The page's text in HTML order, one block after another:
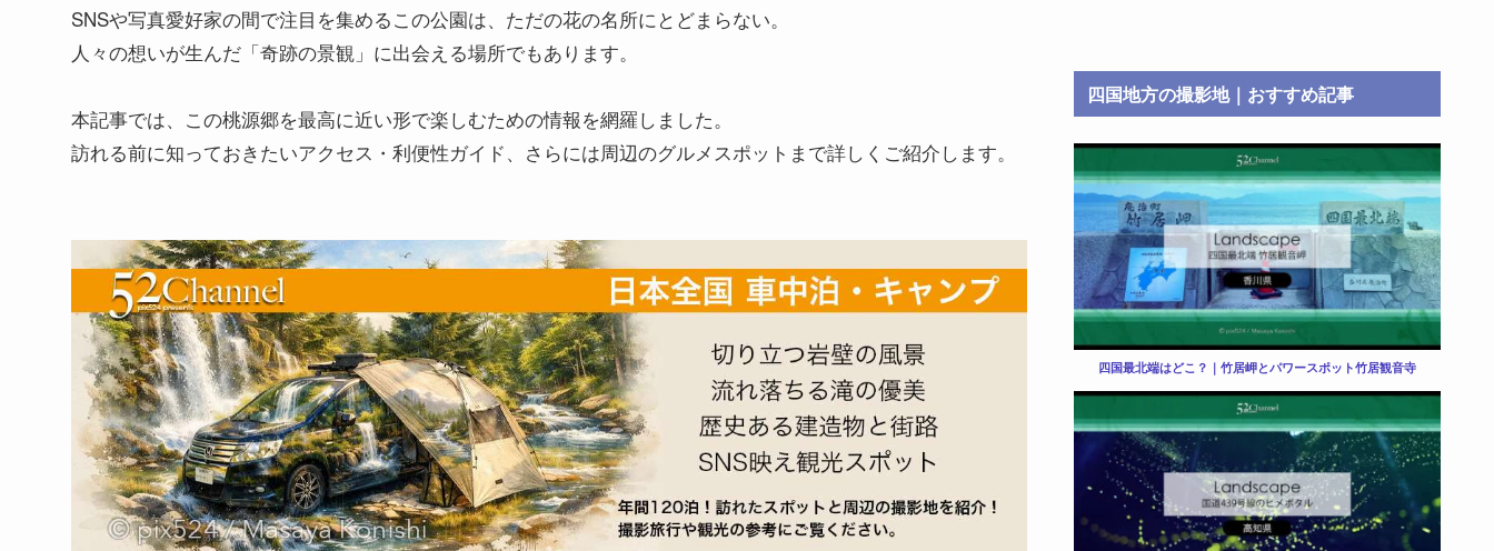
SNSや写真愛好家の間で注目を集めるこの公園は、ただの花の名所にとどまらない。
人々の想いが生んだ「奇跡の景観」に出会える場所でもあります。
本記事では、この桃源郷を最高に近い形で楽しむための情報を網羅しました。
訪れる前に知っておきたいアクセス・利便性ガイド、さらには周辺のグルメスポットまで詳しくご紹介します。
四国地方の撮影地｜おすすめ記事
四国最北端はどこ？｜竹居岬とパワースポット竹居観音寺